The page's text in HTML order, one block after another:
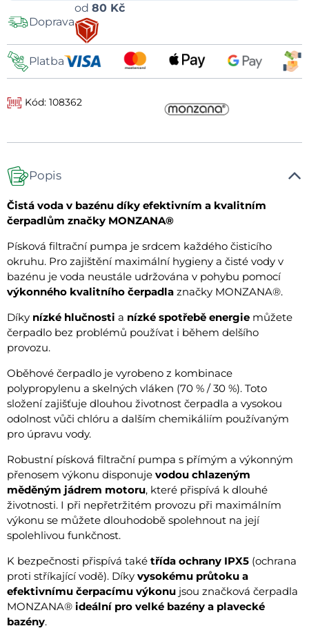
Doprava
od 80 Kč
Platba
Kód: 108362
Popis
Čistá voda v bazénu díky efektivním a kvalitním
čerpadlům značky MONZANA®
Písková filtrační pumpa je srdcem každého čisticího
okruhu. Pro zajištění maximální hygieny a čisté vody v
bazénu je voda neustále udržována v pohybu pomocí
výkonného kvalitního čerpadla značky MONZANA®.
Díky nízké hlučnosti a nízké spotřebě energie můžete
čerpadlo bez problémů používat i během delšího
provozu.
Oběhové čerpadlo je vyrobeno z kombinace
polypropylenu a skelných vláken (70 % / 30 %). Toto
složení zajišťuje dlouhou životnost čerpadla a vysokou
odolnost vůči chlóru a dalším chemikáliím používaným
pro úpravu vody.
Robustní písková filtrační pumpa s přímým a výkonným
přenosem výkonu disponuje vodou chlazeným
měděným jádrem motoru, které přispívá k dlouhé
životnosti. I při nepřetržitém provozu při maximálním
výkonu se můžete dlouhodobě spolehnout na její
spolehlivou funkčnost.
K bezpečnosti přispívá také třída ochrany IPX5 (ochrana
proti stříkající vodě). Díky vysokému průtoku a
efektivnímu čerpacímu výkonu jsou značková čerpadla
MONZANA® ideální pro velké bazény a plavecké
bazény.